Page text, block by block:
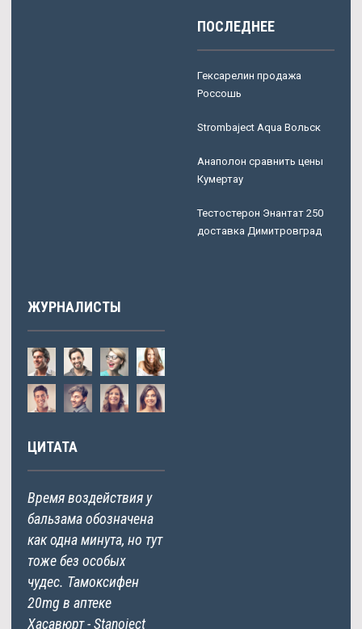
ПОСЛЕДНЕЕ
Гексарелин продажа
Россошь
Strombaject Aqua Вольск
Анаполон сравнить цены
Кумертау
Тестостерон Энантат 250
доставка Димитровград
ЖУРНАЛИСТЫ
ЦИТАТА
Время воздействия у
бальзама обозначена
как одна минута, но тут
тоже без особых
чудес. Тамоксифен
20mg в аптеке
Хасавюрт - Stanoject